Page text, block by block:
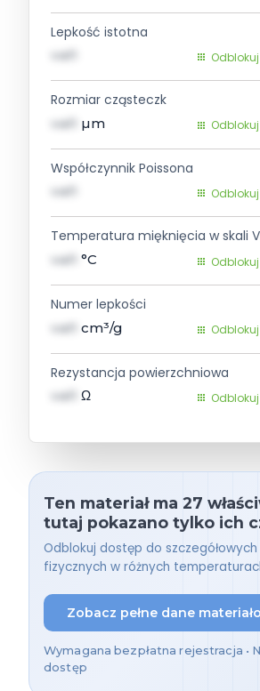
Lepkość istotna
val1 Odblokuj
Rozmiar cząsteczk
val1 µm Odblokuj
Współczynnik Poissona
val1 Odblokuj
Temperatura mięknięcia w skali
val1 °C Odblokuj
Numer lepkości
val1 cm³/g Odblokuj
Rezystancja powierzchniowa
val1 Ω Odblokuj
Ten materiał ma 27
tutaj pokazano tylko ich
Odblokuj dostęp do
fizycznych w różnych
Zobacz pełne dane
Wymagana bezpłatna rejestracja •
dostęp